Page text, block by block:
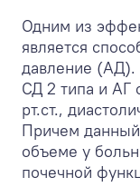
Одним из
является
давление (АД).
СД 2 типа и АГ
рт.ст.,
Причем
объеме у
почечной